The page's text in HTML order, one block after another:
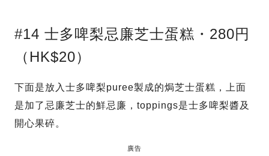
#14 士多啤梨忌廉芝士蛋糕・280円
（HK$20）
下面是放入士多啤梨puree製成的焗芝士蛋糕，上面
是加了忌廉芝士的鮮忌廉，toppings是士多啤梨醬及
開心果碎。
廣告